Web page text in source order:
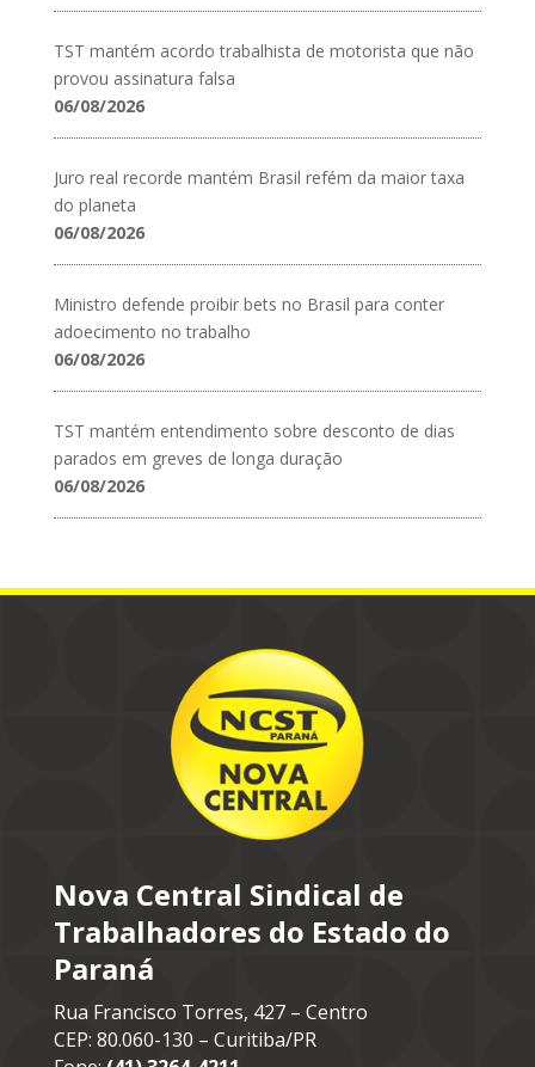
TST mantém acordo trabalhista de motorista que não
provou assinatura falsa
06/08/2026
Juro real recorde mantém Brasil refém da maior taxa
do planeta
06/08/2026
Ministro defende proibir bets no Brasil para conter
adoecimento no trabalho
06/08/2026
TST mantém entendimento sobre desconto de dias
parados em greves de longa duração
06/08/2026
Nova Central Sindical de
Trabalhadores do Estado do
Paraná
Rua Francisco Torres, 427 – Centro
CEP: 80.060-130 – Curitiba/PR